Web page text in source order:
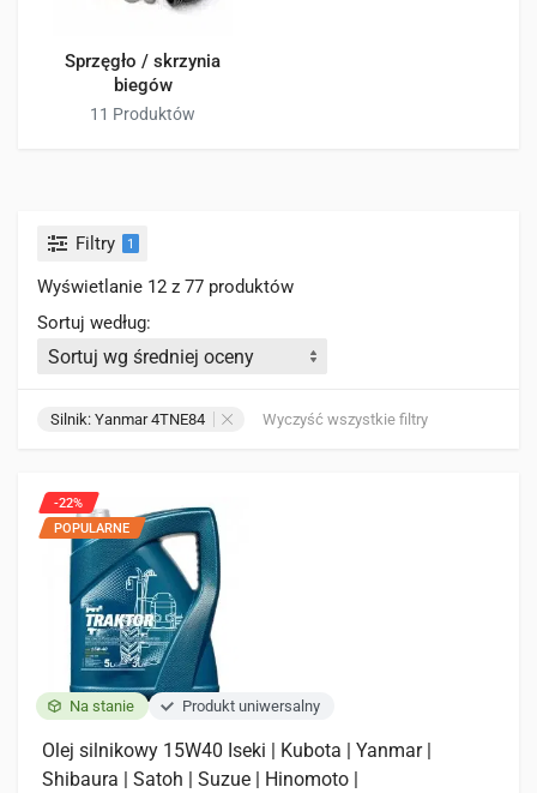
Sprzęgło / skrzynia
biegów
11 Produktów
Filtry 1
Wyświetlanie 12 z 77 produktów
Sortuj według:
Silnik: Yanmar 4TNE84 Wyczyść wszystkie filtry
Na stanie Produkt uniwersalny
-22%
POPULARNE
Olej silnikowy 15W40 Iseki | Kubota | Yanmar |
Shibaura | Satoh | Suzue | Hinomoto |